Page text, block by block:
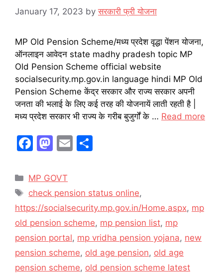
January 17, 2023 byसरकारी फ्री योजना
MP Old Pension Scheme/मध्य प्रदेश वृद्धा पेंशन योजना,
ऑनलाइन आवेदन state madhy pradesh topic MP
Old Pension Scheme official website
socialsecurity.mp.gov.in language hindi MP Old
Pension Scheme केंद्र सरकार और राज्य सरकार अपनी
जनता की भलाई के लिए कई तरह की योजनायें लाती रहती है |
मध्य प्रदेश सरकार भी राज्य के गरीब बुजुर्गों के … Read more
F
c
e
b
o
o
k
M
st
o
d
o
n
E
l
e
Categories
MP GOVT
Tags
check pension status online,
https://socialsecurity.mp.gov.in/Home.aspx, mp
old pension scheme, mp pension list, mp
pension portal, mp vridha pension yojana, new
pension scheme, old age pension, old age
pension scheme, old pension scheme latest